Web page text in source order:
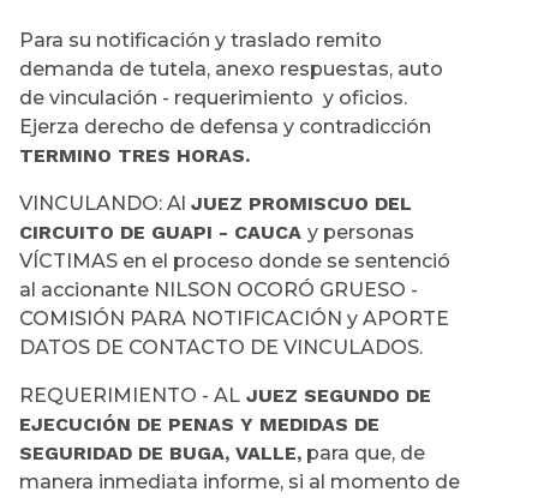
Para su notificación y traslado remito
demanda de tutela, anexo respuestas, auto
de vinculación - requerimiento y oficios.
Ejerza derecho de defensa y contradicción
TERMINO TRES HORAS.
VINCULANDO: Al JUEZ PROMISCUO DEL
CIRCUITO DE GUAPI - CAUCA y personas
VÍCTIMAS en el proceso donde se sentenció
al accionante NILSON OCORÓ GRUESO -
COMISIÓN PARA NOTIFICACIÓN y APORTE
DATOS DE CONTACTO DE VINCULADOS.
REQUERIMIENTO - AL JUEZ SEGUNDO DE
EJECUCIÓN DE PENAS Y MEDIDAS DE
SEGURIDAD DE BUGA, VALLE, para que, de
manera inmediata informe, si al momento de